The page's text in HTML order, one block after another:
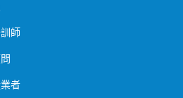
師
者